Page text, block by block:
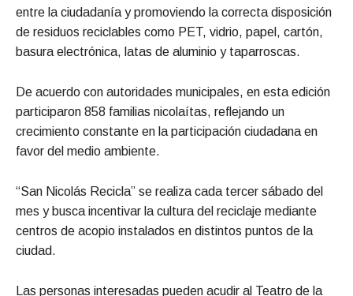
entre la ciudadanía y promoviendo la correcta disposición
de residuos reciclables como PET, vidrio, papel, cartón,
basura electrónica, latas de aluminio y taparroscas.
De acuerdo con autoridades municipales, en esta edición
participaron 858 familias nicolaítas, reflejando un
crecimiento constante en la participación ciudadana en
favor del medio ambiente.
“San Nicolás Recicla” se realiza cada tercer sábado del
mes y busca incentivar la cultura del reciclaje mediante
centros de acopio instalados en distintos puntos de la
ciudad.
Las personas interesadas pueden acudir al Teatro de la